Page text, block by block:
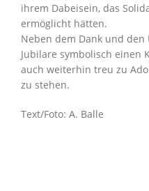
ihrem Dabeisein, das
ermöglicht hätten.
Neben dem Dank und
Jubilare symbolisch einen
auch weiterhin treu zu
zu stehen.
Text/Foto: A. Balle